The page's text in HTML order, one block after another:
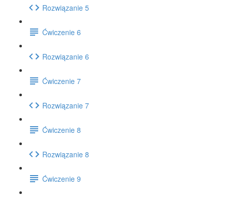
Rozwiązanie 5
Ćwiczenie 6
Rozwiązanie 6
Ćwiczenie 7
Rozwiązanie 7
Ćwiczenie 8
Rozwiązanie 8
Ćwiczenie 9